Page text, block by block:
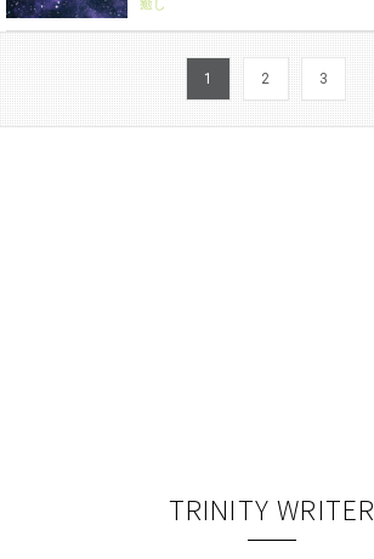
癒し
1 2 3
TRINITY WRITER